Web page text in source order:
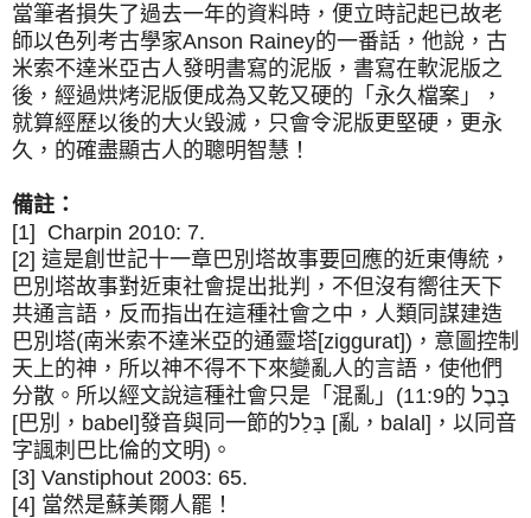
當筆者損失了過去一年的資料時，便立時記起已故老
師以色列考古學家Anson Rainey的一番話，他說，古
米索不達米亞古人發明書寫的泥版，書寫在軟泥版之
後，經過烘烤泥版便成為又乾又硬的「永久檔案」，
就算經歷以後的大火毀滅，只會令泥版更堅硬，更永
久，的確盡顯古人的聰明智慧！
備註：
[1] Charpin 2010: 7.
[2] 這是創世記十一章巴別塔故事要回應的近東傳統，
巴別塔故事對近東社會提出批判，不但沒有嚮往天下
共通言語，反而指出在這種社會之中，人類同謀建造
巴別塔(南米索不達米亞的通靈塔[ziggurat])，意圖控制
天上的神，所以神不得不下來變亂人的言語，使他們
分散。所以經文說這種社會只是「混亂」(11:9的 בָּבֶל
[巴別，babel]發音與同一節的בָּלַל [亂，balal]，以同音
字諷刺巴比倫的文明)。
[3] Vanstiphout 2003: 65.
[4] 當然是蘇美爾人罷！